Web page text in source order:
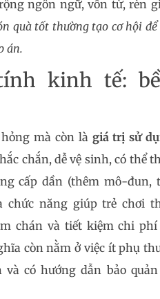
ngôn ngữ, vốn từ, rèn
quà tốt thường tạo cơ hội để
án.
kinh tế:
mà còn là giá trị sử
chắn, dễ vệ sinh, có thể
cấp dần (thêm mô-đun,
chức năng giúp trẻ chơi
chán và tiết kiệm chi phí
còn nằm ở việc ít phụ
có hướng dẫn bảo